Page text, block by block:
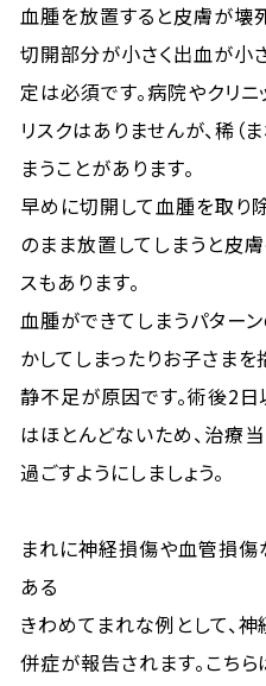
血腫を放置すると皮膚が壊
切開部分が小さく出血が小
定は必須です。病院やクリ
リスクはありませんが、稀（
まうことがあります。
早めに切開して血腫を取り
のまま放置してしまうと皮
スもあります。
血腫ができてしまうパター
かしてしまったりお子さま
静不足が原因です。術後2
はほとんどないため、治療
過ごすようにしましょう。
まれに神経損傷や血管損
ある
きわめてまれな例として、
併症が報告されます。こち